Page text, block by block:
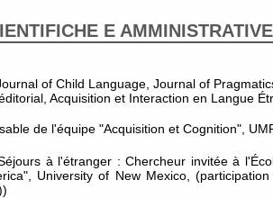
E AMMINISTRATIVE
of Child Language, Journal of
Acquisition et Interaction en Langue
de l'équipe "Acquisition et Cognition",
à l'étranger : Chercheur invitée à
University of New Mexico,